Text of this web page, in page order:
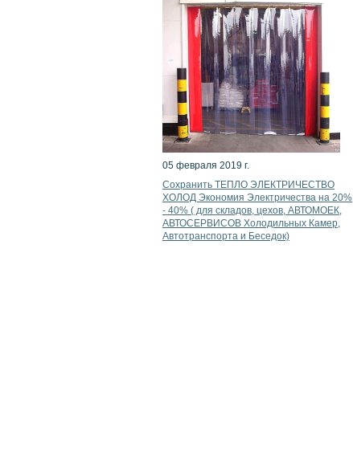
05 февраля 2019 г.
Сохранить ТЕПЛО ЭЛЕКТРИЧЕСТВО
ХОЛОД Экономия Электричества на 20%
- 40% ( для складов, цехов, АВТОМОЕК,
АВТОСЕРВИСОВ Холодильных Камер,
Автотранспорта и Беседок)